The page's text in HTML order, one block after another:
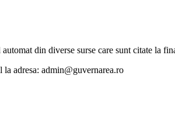
din diverse surse care sunt citate la
adresa: admin@guvernarea.ro